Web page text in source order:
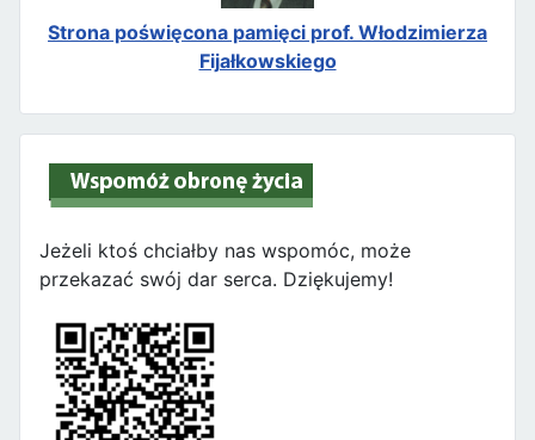
Strona poświęcona pamięci prof. Włodzimierza
Fijałkowskiego
Jeżeli ktoś chciałby nas wspomóc, może
przekazać swój dar serca. Dziękujemy!